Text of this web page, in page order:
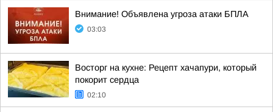
Внимание! Объявлена угроза атаки БПЛА
03:03
Восторг на кухне: Рецепт хачапури, который
покорит сердца
02:10